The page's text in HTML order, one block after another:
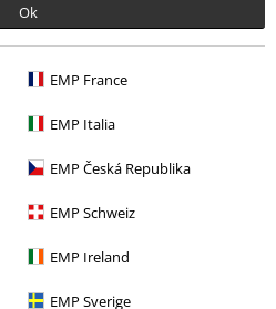
Ok
EMP France
EMP Italia
EMP Česká Republika
EMP Schweiz
EMP Ireland
EMP Sverige
%
Cat - Smile".